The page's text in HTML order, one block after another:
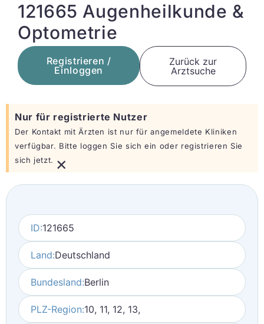
121665 Augenheilkunde &
Optometrie
Registrieren /
Einloggen
Zurück zur
Arztsuche
Nur für registrierte Nutzer
Der Kontakt mit Ärzten ist nur für angemeldete Kliniken
verfügbar. Bitte loggen Sie sich ein oder registrieren Sie
sich jetzt. ×
ID:121665
Land:Deutschland
Bundesland:Berlin
PLZ-Region:10, 11, 12, 13,